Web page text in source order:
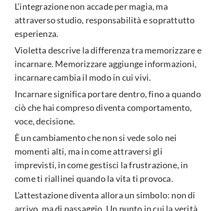
L’integrazione non accade per magia, ma
attraverso studio, responsabilità e soprattutto
esperienza.
Violetta descrive la differenza tra memorizzare e
incarnare. Memorizzare aggiunge informazioni,
incarnare cambia il modo in cui vivi.
Incarnare significa portare dentro, fino a quando
ciò che hai compreso diventa comportamento,
voce, decisione.
È un cambiamento che non si vede solo nei
momenti alti, ma in come attraversi gli
imprevisti, in come gestisci la frustrazione, in
come ti riallinei quando la vita ti provoca.
L’attestazione diventa allora un simbolo: non di
arrivo, ma di passaggio. Un punto in cui la verità